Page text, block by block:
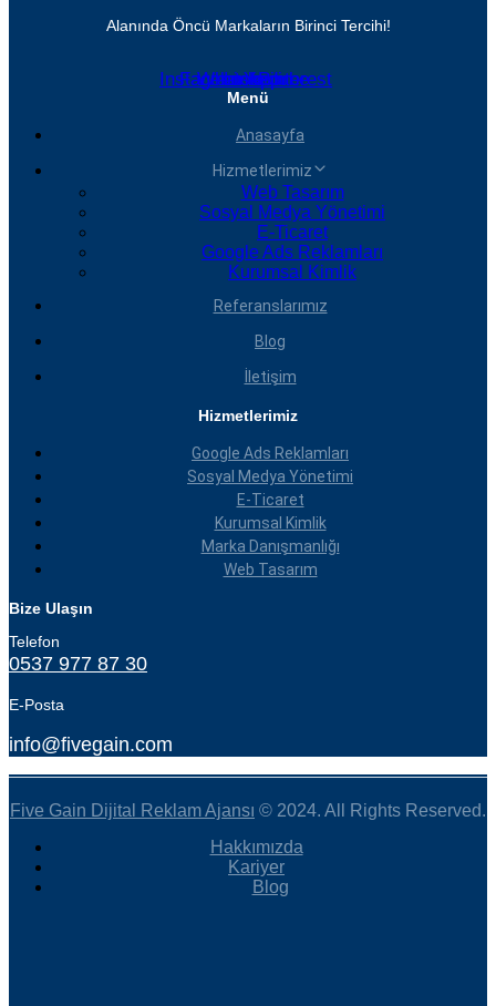
Alanında Öncü Markaların Birinci Tercihi!
Instagram
Facebook
Whatsapp
Linkedin
Youtube
Pinterest
Menü
Anasayfa
Hizmetlerimiz
Web Tasarım
Sosyal Medya Yönetimi
E-Ticaret
Google Ads Reklamları
Kurumsal Kimlik
Referanslarımız
Blog
İletişim
Hizmetlerimiz
Google Ads Reklamları
Sosyal Medya Yönetimi
E-Ticaret
Kurumsal Kimlik
Marka Danışmanlığı
Web Tasarım
Bize Ulaşın
Telefon
0537 977 87 30
E-Posta
info@fivegain.com
Five Gain Dijital Reklam Ajansı © 2024. All Rights Reserved.
Hakkımızda
Kariyer
Blog